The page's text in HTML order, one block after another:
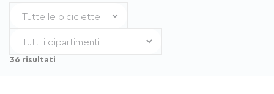
36 risultati